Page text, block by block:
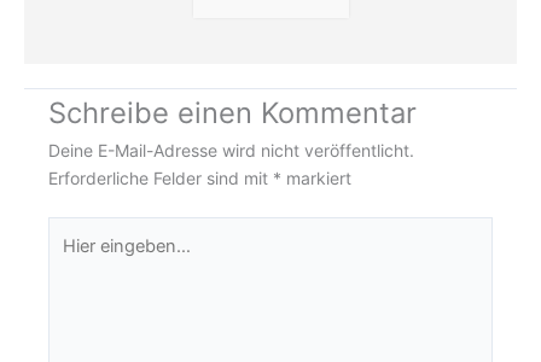
Schreibe einen Kommentar
Deine E-Mail-Adresse wird nicht veröffentlicht.
Erforderliche Felder sind mit * markiert
eingeben…